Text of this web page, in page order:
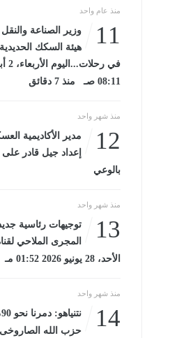
منذ عام واحد
11
وزير الصناعة
هيئة السكك
08:11 صـ منذ 7 دقائق
منذ شهر واحد
12
مدير الأكاديمية
إعداد جيل قادر
بالوعي
منذ شهر واحد
13
توجيهات رئاسية
المجرى الملاحي
الأحد، 28 يونيو 2026 01:52 مـ
منذ شهر واحد
14
حزب الله الصاروخى